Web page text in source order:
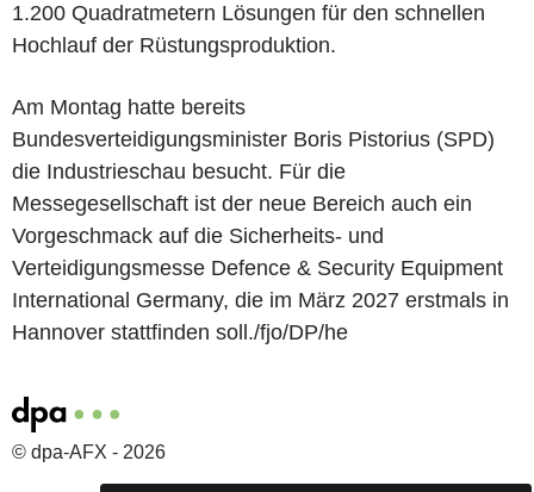
1.200 Quadratmetern Lösungen für den schnellen
Hochlauf der Rüstungsproduktion.
Am Montag hatte bereits
Bundesverteidigungsminister Boris Pistorius (SPD)
die Industrieschau besucht. Für die
Messegesellschaft ist der neue Bereich auch ein
Vorgeschmack auf die Sicherheits- und
Verteidigungsmesse Defence & Security Equipment
International Germany, die im März 2027 erstmals in
Hannover stattfinden soll./fjo/DP/he
© dpa-AFX - 2026